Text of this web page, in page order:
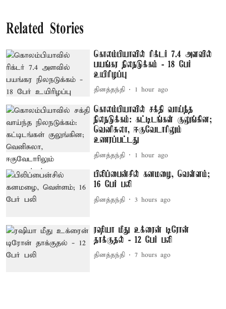
Related Stories
கொலம்பியாவில் ரிக்டர் 7.4 அளவில்
பயங்கர நிலநடுக்கம் - 18 பேர்
உயிரிழப்பு
தினத்தந்தி 1 hour ago
கொலம்பியாவில் சக்தி வாய்ந்த
நிலநடுக்கம்: கட்டிடங்கள் குலுங்கின;
வெனிசுலா, ஈகுவேடாரிலும்
உணரப்பட்டது
தினத்தந்தி 1 hour ago
பிலிப்பைன்சில் கனமழை, வெள்ளம்;
16 பேர் பலி
தினத்தந்தி 3 hours ago
ரஷியா மீது உக்ரைன் டிரோன்
தாக்குதல் - 12 பேர் பலி
தினத்தந்தி 7 hours ago